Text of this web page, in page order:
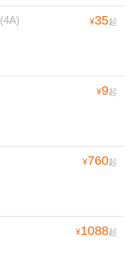
(4A) ¥35起
¥9起
¥760起
¥1088起